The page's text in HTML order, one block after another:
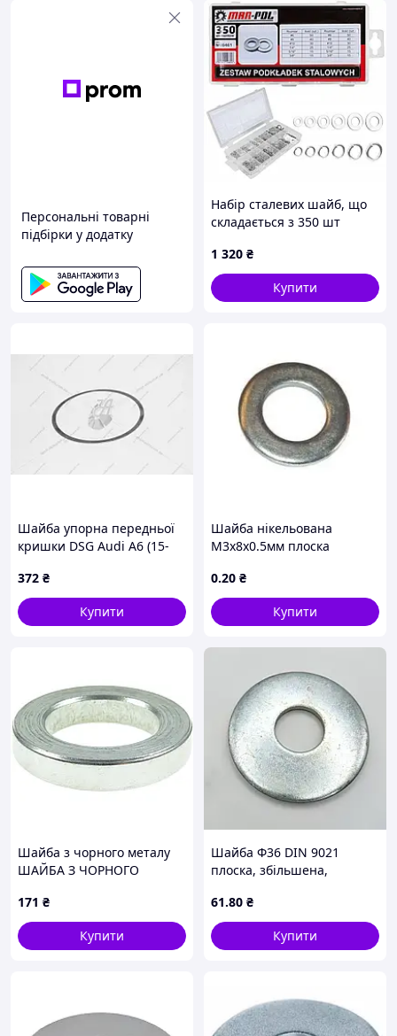
Персональні товарні
підбірки у додатку
Набір сталевих шайб, що
складається з 350 шт
1 320 ₴
Купити
Шайба упорна передньої
кришки DSG Audi A6 (15-
372 ₴
Купити
Шайба нікельована
М3х8х0.5мм плоска
0.20 ₴
Купити
Шайба з чорного металу
ШАЙБА З ЧОРНОГО
(ARS0050)
171 ₴
Купити
Шайба Ф36 DIN 9021
плоска, збільшена,
61.80 ₴
Купити